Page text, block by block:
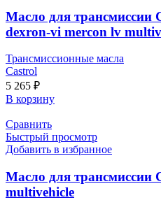
Масло для трансмиссии
dexron-vi mercon lv
Трансмиссионные масла
Castrol
5 265 ₽
В корзину
Сравнить
Быстрый просмотр
Добавить в избранное
Масло для трансмиссии
multivehicle